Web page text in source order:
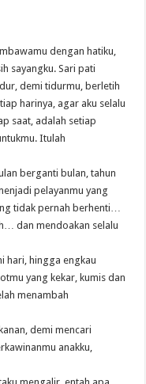
dengan hatiku,
sayangku. Sari pati
demi tidurmu, berletih
harinya, agar aku selalu
saat, adalah setiap
Itulah
berganti bulan, tahun
pelayanmu yang
tidak pernah berhenti…
dan mendoakan selalu
hari, hingga engkau
yang kekar, kumis dan
menambah
demi mencari
anakku,